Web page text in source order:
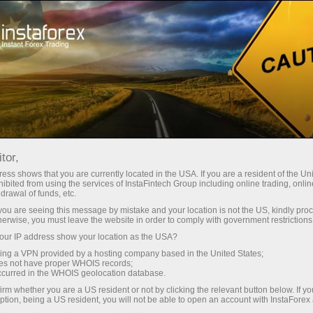
Untuk Pedagang baru Apa itu Forex?
Apa itu Forex?
Perkataan Forex ialah gabungan yang dibentuk
dengan menggabungkan bahagian awal dua
perkataan Inggeris: asing dan pertukaran.
Perkataan untuk terjemahan perkataan frasa ini
bermaksud pertukaran mata wang asing.
Amalan menukar satu mata wang dengan yang
shows that you are currently located in the USA. If you are a resident of the
from using the services of InstaFintech Group including online trading,
of funds, etc.
are seeing this message by mistake and your location is not the US, kindly
you must leave the website in order to comply with government
IP address show your location as the USA?
a VPN provided by a hosting company based in the United States;
not have proper WHOIS records;
in the WHOIS geolocation database.
whether you are a US resident or not by clicking the relevant button below. If
being a US resident, you will not be able to open an account with InstaForex